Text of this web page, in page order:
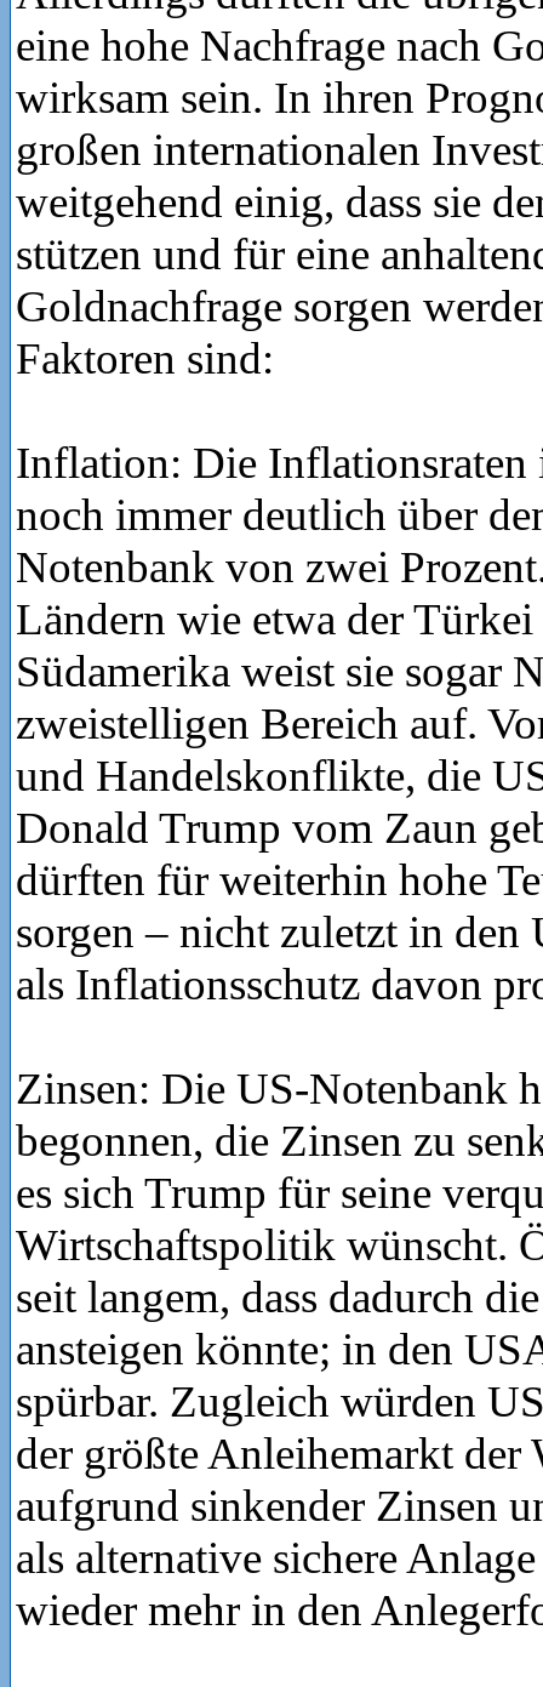
eine hohe Nachfrage nach
wirksam sein. In ihren
großen internationalen
weitgehend einig, dass sie
stützen und für eine
Goldnachfrage sorgen
Faktoren sind:
Inflation: Die Inflationsraten
noch immer deutlich über
Notenbank von zwei
Ländern wie etwa der
Südamerika weist sie sogar
zweistelligen Bereich auf.
und Handelskonflikte, die
Donald Trump vom Zaun
dürften für weiterhin hohe
sorgen – nicht zuletzt in
als Inflationsschutz davon
Zinsen: Die US-Notenbank
begonnen, die Zinsen zu
es sich Trump für seine
Wirtschaftspolitik wünscht.
seit langem, dass dadurch
ansteigen könnte; in den
spürbar. Zugleich würden
der größte Anleihemarkt der
aufgrund sinkender Zinsen
als alternative sichere
wieder mehr in den